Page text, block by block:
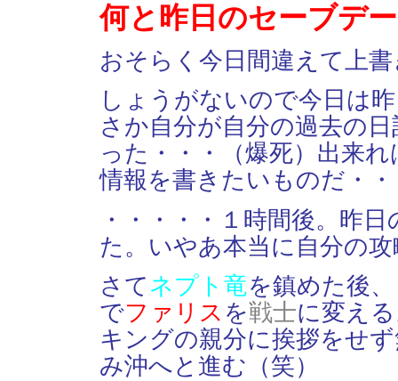
何と昨日のセーブデ
おそらく今日間違えて上
しょうがないので今日は
さか自分が自分の過去の
った・・・（爆死）出来
情報を書きたいものだ・
・・・・・１時間後。昨
た。いやあ本当に自分の
さてネプト竜を鎮めた後
でファリス を戦士に変え
キングの親分に挨拶をせ
み沖へと進む（笑）